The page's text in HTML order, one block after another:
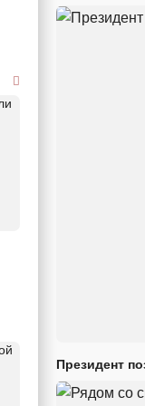
Президент